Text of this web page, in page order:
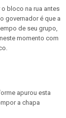
bloco na rua antes
governador é que a
de seu grupo,
momento com
apurou esta
a chapa